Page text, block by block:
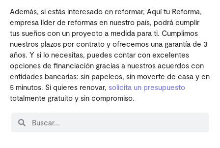
Además, si estás interesado en reformar, Aquí tu Reforma,
empresa líder de reformas en nuestro país, podrá cumplir
tus sueños con un proyecto a medida para ti. Cumplimos
nuestros plazos por contrato y ofrecemos una garantía de 3
años. Y si lo necesitas, puedes contar con excelentes
opciones de financiación gracias a nuestros acuerdos con
entidades bancarias: sin papeleos, sin moverte de casa y en
5 minutos. Si quieres renovar, solicita un presupuesto
totalmente gratuito y sin compromiso.